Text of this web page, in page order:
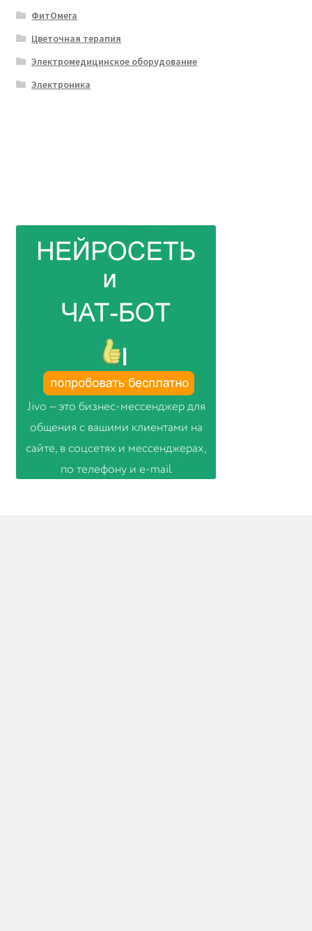
ФитОмега
Цветочная терапия
Электромедицинское оборудование
Электроника